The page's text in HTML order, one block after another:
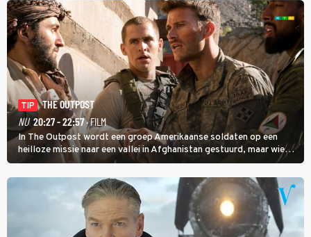
TIP
THE OUTPOST
NU 20:27 - 22:57· FILM
In The Outpost wordt een groep Amerikaanse soldaten op een
heilloze missie naar een vallei in Afghanistan gestuurd, maar wie
overleeft daar een aanval?